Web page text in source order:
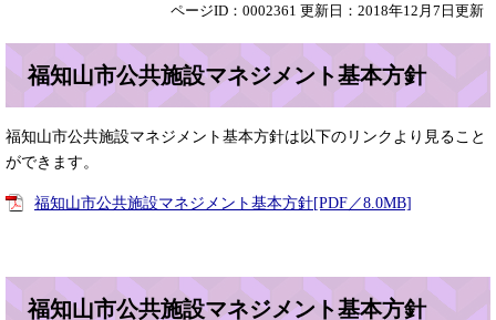
ページID：0002361 更新日：2018年12月7日更新
福知山市公共施設マネジメント基本方針
福知山市公共施設マネジメント基本方針は以下のリンクより見ること
ができます。
福知山市公共施設マネジメント基本方針[PDF／8.0MB]
福知山市公共施設マネジメント基本方針